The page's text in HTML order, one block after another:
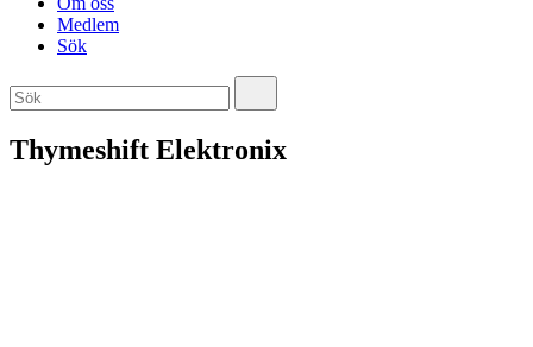
Medlem
Sök
Thymeshift Elektronix